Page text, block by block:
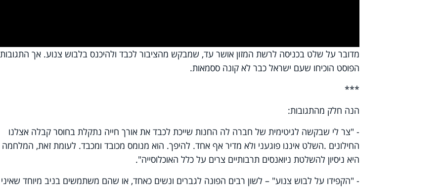
מדובר על שלט בכניסה לרשת המזון אושר עד, שמבקש מהציבור לכבד ולהיכנס בלבוש צנוע. אך
הפוסט הוכיחו שעם ישראל כבר לא קונה ססמאות.
***
הנה חלק מהתגובות:
- "צר לי שבקשה לגיטימית של חברה לה החנות שייכת לכבד את אורך חייה נתקלת בחוסר קבלה אצלנו
החילונים .השלט איננו פוגעני ולא מדיר אף אחד. להיפך. הוא מנומס מכובד ומכבד. לעומת זאת, המלחמה
היא ניסיון להשלטת ניואנסים תרבותיים צרים על כלל האוכלוסייה".
- "הקפידו על לבוש צנוע" – לשון רבים הפונה לגברים ונשים כאחד, או שהם משתמשים בניב מיוחד שאיני